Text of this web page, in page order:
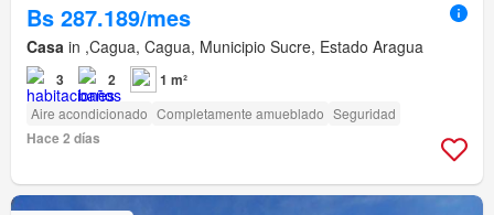
Bs 287.189/mes
Casa in ,Cagua, Cagua, Municipio Sucre, Estado Aragua
3 2 1 m²
Aire acondicionado Completamente amueblado Seguridad
Hace 2 días